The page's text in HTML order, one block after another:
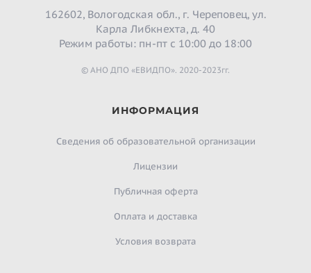
162602, Вологодская обл., г. Череповец, ул.
Карла Либкнехта, д. 40
Режим работы: пн-пт с 10:00 до 18:00
© АНО ДПО «ЕВИДПО». 2020-2023гг.
ИНФОРМАЦИЯ
Сведения об образовательной организации
Лицензии
Публичная оферта
Оплата и доставка
Условия возврата